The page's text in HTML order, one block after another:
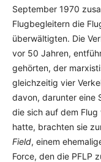
September 1970
Flugbegleitern die
überwältigten. Die
vor 50 Jahren,
gehörten, der
gleichzeitig vier
davon, darunter eine
die sich auf dem
hatte, brachten sie
Field, einem
Force, den die PFLP